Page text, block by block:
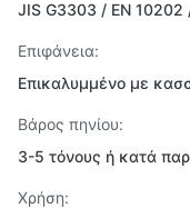
JIS G3303 / EN 10202
Επιφάνεια:
Επικαλυμμένο με
Βάρος πηνίου:
3-5 τόνους ή κατά
Χρήση: